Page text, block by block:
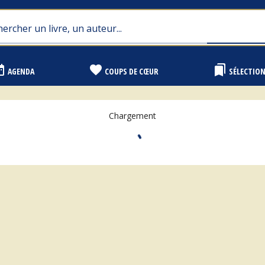
AGENDA favorite COUPS DE CŒUR bookmarks
Chargement